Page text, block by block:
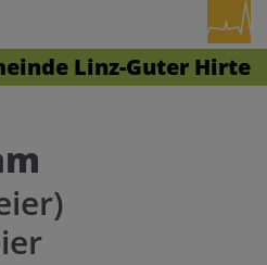
Linz-Guter Hirte